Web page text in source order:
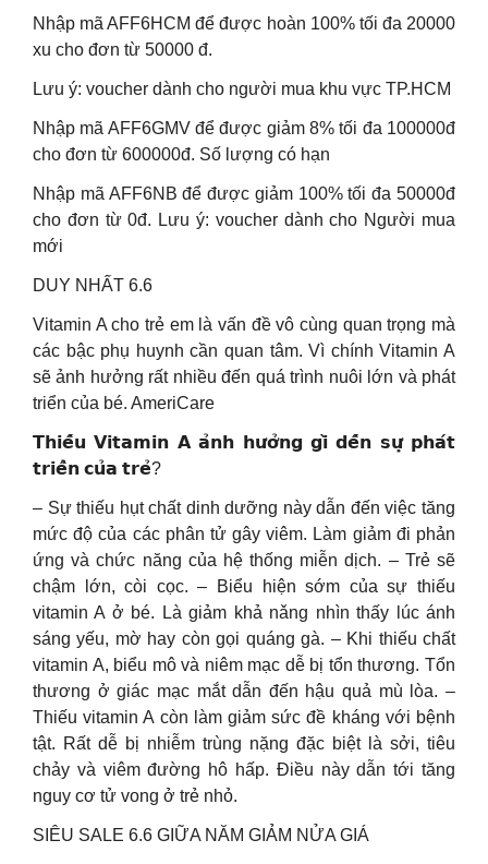
Nhập mã AFF6HCM để được hoàn 100% tối đa 20000
xu cho đơn từ 50000 đ.
Lưu ý: voucher dành cho người mua khu vực TP.HCM
Nhập mã AFF6GMV để được giảm 8% tối đa 100000đ
cho đơn từ 600000đ. Số lượng có hạn
Nhập mã AFF6NB để được giảm 100% tối đa 50000đ
cho đơn từ 0đ. Lưu ý: voucher dành cho Người mua
mới
DUY NHẤT 6.6
Vitamin A cho trẻ em là vấn đề vô cùng quan trọng mà
các bậc phụ huynh cần quan tâm. Vì chính Vitamin A
sẽ ảnh hưởng rất nhiều đến quá trình nuôi lớn và phát
triển của bé. AmeriCare
𝗧𝗵𝗶𝗲̂́𝘂 𝗩𝗶𝘁𝗮𝗺𝗶𝗻 𝗔 𝗮̉𝗻𝗵 𝗵𝘂̛𝗼̛̉𝗻𝗴 𝗴𝗶̀ 𝗱𝗲̂́𝗻 𝘀𝘂̛̣ 𝗽𝗵𝗮́𝘁
𝘁𝗿𝗶𝗲̂̉𝗻 𝗰𝘂̉𝗮 𝘁𝗿𝗲̉?
– Sự thiếu hụt chất dinh dưỡng này dẫn đến việc tăng
mức độ của các phân tử gây viêm. Làm giảm đi phản
ứng và chức năng của hệ thống miễn dịch. – Trẻ sẽ
chậm lớn, còi cọc. – Biểu hiện sớm của sự thiếu
vitamin A ở bé. Là giảm khả nǎng nhìn thấy lúc ánh
sáng yếu, mờ hay còn gọi quáng gà. – Khi thiếu chất
vitamin A, biểu mô và niêm mạc dễ bị tổn thương. Tổn
thương ở giác mạc mắt dẫn đến hậu quả mù lòa. –
Thiếu vitamin A còn làm giảm sức đề kháng với bệnh
tật. Rất dễ bị nhiễm trùng nặng đặc biệt là sởi, tiêu
chảy và viêm đường hô hấp. Điều này dẫn tới tăng
nguy cơ tử vong ở trẻ nhỏ.
SIÊU SALE 6.6 GIỮA NĂM GIẢM NỬA GIÁ